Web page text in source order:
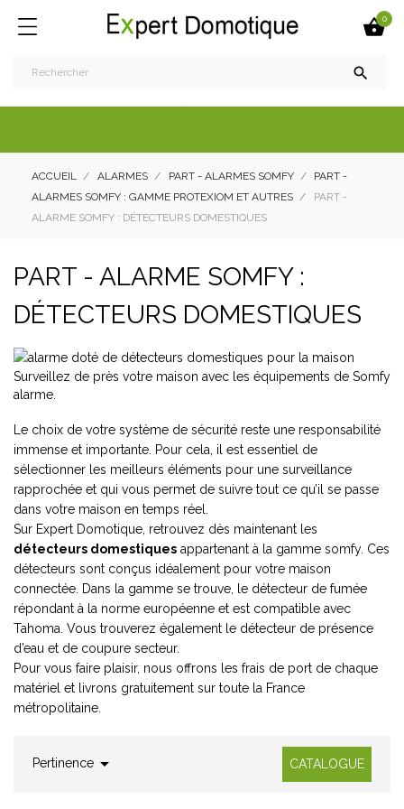
0

ACCUEIL ALARMES PART - ALARMES SOMFY
PART -
ALARMES SOMFY : GAMME PROTEXIOM ET AUTRES
PART -
ALARME SOMFY : DÉTECTEURS DOMESTIQUES
PART - ALARME SOMFY :
DÉTECTEURS DOMESTIQUES
Surveillez de près votre maison avec les équipements de Somfy
alarme.
Le choix de votre système de sécurité reste une responsabilité
immense et importante. Pour cela, il est essentiel de
sélectionner les meilleurs éléments pour une surveillance
rapprochée et qui vous permet de suivre tout ce qu’il se passe
dans votre maison en temps réel.
Sur Expert Domotique, retrouvez dès maintenant les
détecteurs domestiques appartenant à la gamme somfy. Ces
détecteurs sont conçus idéalement pour votre maison
connectée. Dans la gamme se trouve, le détecteur de fumée
répondant à la norme européenne et est compatible avec
Tahoma. Vous trouverez également le détecteur de présence
d’eau et de coupure secteur.
Pour vous faire plaisir, nous offrons les frais de port de chaque
matériel et livrons gratuitement sur toute la France
métropolitaine.
Pertinence  CATALOGUE